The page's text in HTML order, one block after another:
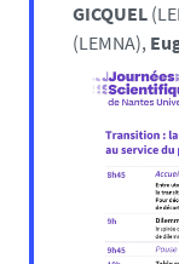
GICQUEL
(LEMNA),